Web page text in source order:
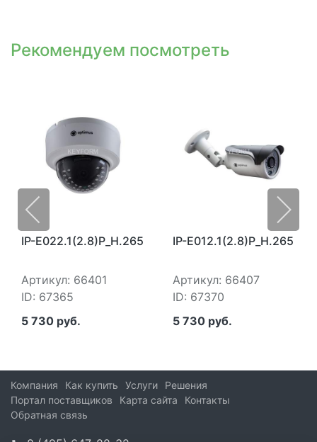
Рекомендуем посмотреть
IP-E022.1(2.8)P_H.265
Артикул: 66401
ID: 67365
5 730 руб.
IP-E012.1(2.8)P_H.265
Артикул: 66407
ID: 67370
5 730 руб.
Компания Как купить Услуги
Решения
Портал поставщиков
Карта сайта
Контакты
Обратная связь